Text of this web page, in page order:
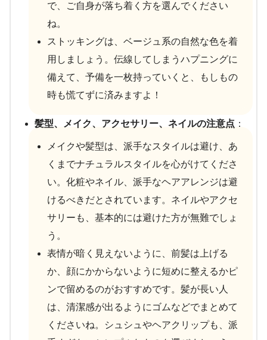
で、ご自身が落ち着く方を選んでください
ね。
ストッキングは、ベージュ系の自然な色を着
用しましょう。伝線してしまうハプニングに
備えて、予備を一枚持っていくと、もしもの
時も慌てずに済みますよ！
髪型、メイク、アクセサリー、ネイルの注意点 ：
メイクや髪型は、派手なスタイルは避け、あ
くまでナチュラルスタイルを心がけてくださ
い。化粧やネイル、派手なヘアアレンジは避
けるべきだとされています。ネイルやアクセ
サリーも、基本的には避けた方が無難でしょ
う。
表情が暗く見えないように、前髪は上げる
か、顔にかからないように短めに整えるかピ
ンで留めるのがおすすめです。髪が長い人
は、清潔感が出るようにゴムなどでまとめて
くださいね。シュシュやヘアクリップも、派